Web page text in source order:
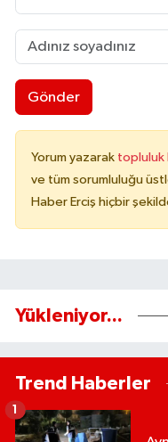
Gönder
Yorum yazarak topluluk
ve tüm sorumluluğu
Haber Erciş hiçbir
Yükleniyor...
Trend Haberler
1